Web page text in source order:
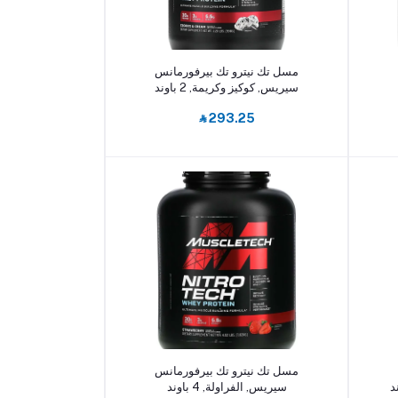
أضف إلى السلة
مسل تك نيترو تك بيرفورمانس
سيريس, كوكيز وكريمة, 2 باوند
‎⃁ 293.25
أضف إلى السلة
مسل تك نيترو تك بيرفورمانس
سيريس, الفراولة, 4 باوند